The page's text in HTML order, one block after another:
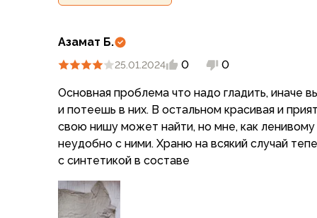
Аксессуары для обуви
Шнурки, стельки
Сушилки для обуви
Ледоступы
Женская обувь
Ботинки
Кроссовки
Сапоги
Аксессуары для обуви
Уход за обувью
Азамат Б.
25.01.2024 0 0
Основная проблема что надо гладить, иначе
и потеешь в них. В остальном красивая и
свою нишу может найти, но мне, как
неудобно с ними. Храню на всякий случай
с синтетикой в составе